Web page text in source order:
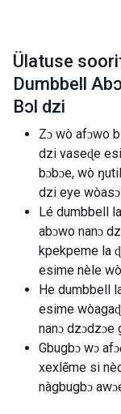
Ülatuse
Dumbbell
Bɔl dzi
Zɔ wò afɔwo
dzi vaseɖe
bɔbɔe, wò
dzi eye
Lé dumbbell
abɔwo nanɔ
kpekpeme la
esime nèle
He dumbbell
esime
nanɔ dzɔdzɔe
Gbugbɔ wɔ
xexlẽme si
nàgbugbɔ